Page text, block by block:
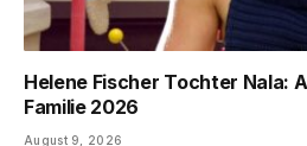
Helene Fischer Tochter Nala:
Familie 2026
August 9, 2026